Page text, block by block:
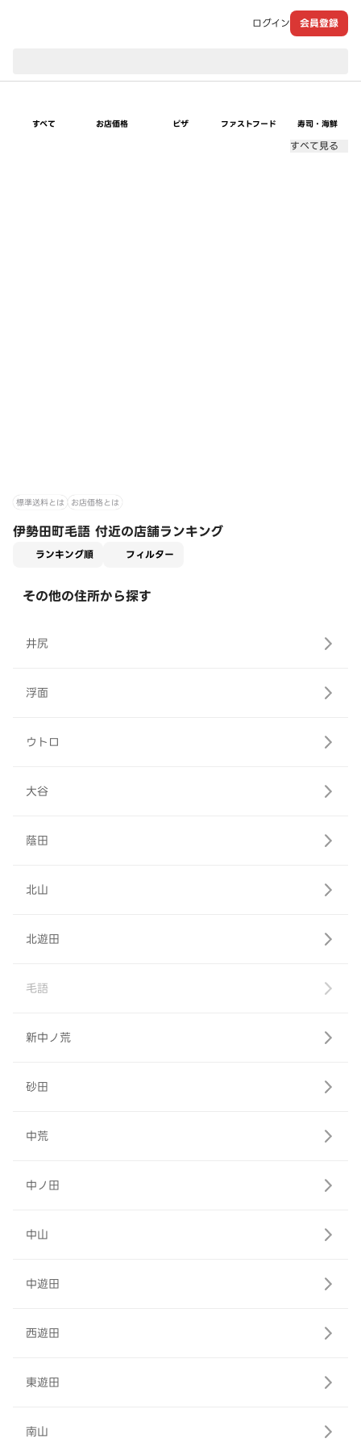
ログイン 会員登録
すべて お店価格 ピザ ファストフード 寿司・海鮮
すべて見る
標準送料とは お店価格とは
伊勢田町毛語 付近の店舗ランキング
ランキング順 フィルター
その他の住所から探す
井尻
浮面
ウトロ
大谷
蔭田
北山
北遊田
毛語
新中ノ荒
砂田
中荒
中ノ田
中山
中遊田
西遊田
東遊田
南山